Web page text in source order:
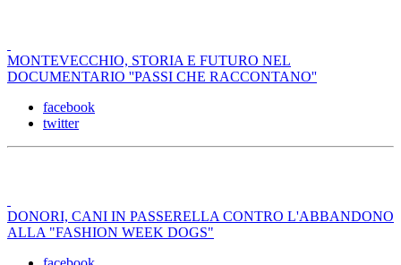
MONTEVECCHIO, STORIA E FUTURO NEL
DOCUMENTARIO ''PASSI CHE RACCONTANO''
facebook
twitter
DONORI, CANI IN PASSERELLA CONTRO L'ABBANDONO
ALLA "FASHION WEEK DOGS"